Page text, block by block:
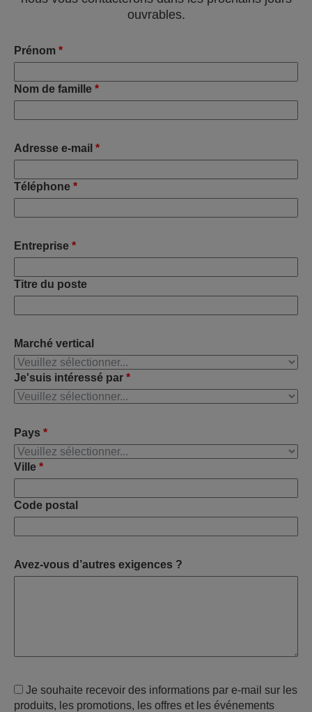
ouvrables.
Prénom *
Nom de famille *
Adresse e-mail *
Téléphone *
Entreprise *
Titre du poste
Marché vertical
Je'suis intéressé par *
Pays *
Ville *
Code postal
Avez-vous d’autres exigences ?
Je souhaite recevoir des informations par e-mail sur les
produits, les promotions, les offres et les événements